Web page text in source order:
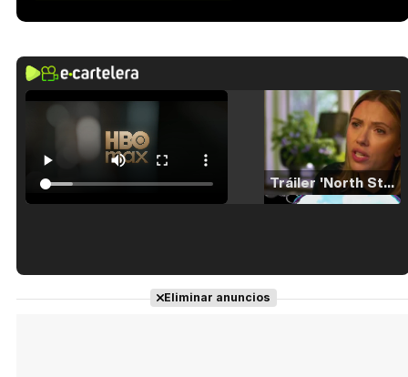
Tráiler 'North Star' (2023)
Eliminar anuncios